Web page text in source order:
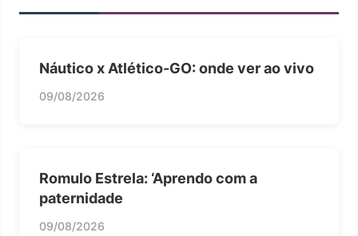
Náutico x Atlético-GO: onde ver ao vivo
09/08/2026
Romulo Estrela: ‘Aprendo com a
paternidade
09/08/2026